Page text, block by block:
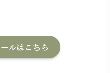
ルはこちら